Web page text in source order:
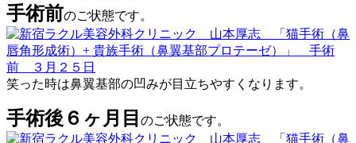
手術前のご状態です。
笑った時は鼻翼基部の凹みが目立ちやすくなります。
手術後６ヶ月目 のご状態です。